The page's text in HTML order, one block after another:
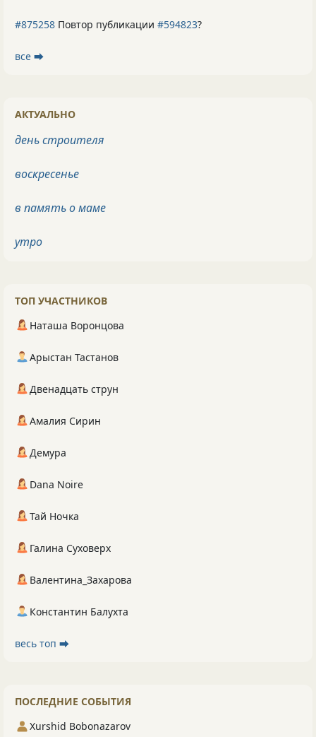
#875258 Повтор публикации #594823?
все ⮕
АКТУАЛЬНО
день строителя
воскресенье
в память о маме
утро
ТОП УЧАСТНИКОВ
Наташа Воронцова
Арыстан Тастанов
Двенадцать струн
Амалия Сирин
Демура
Dana Noire
Тай Ночка
Галина Суховерх
Валентина_Захарова
Константин Балухта
весь топ ⮕
ПОСЛЕДНИЕ СОБЫТИЯ
Xurshid Bobonazarov